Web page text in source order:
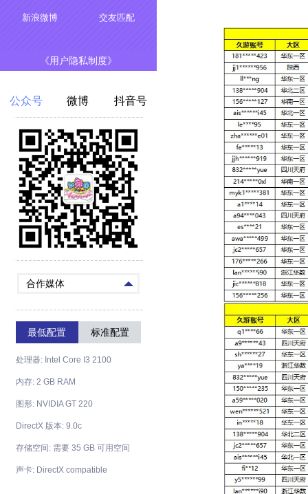
新浪微博 交友匹配
《用户隐私制度》
公众号 微博 抖音号
合作媒体
最低配置
处理器: Intel Core I3 2100
内存: 2 GB RAM
图形: NVIDIA GT 220
DirectX 版本: 9.0c
存储空间: 需要 35 GB 可用空间
声卡: DirectX compatible
标准配置